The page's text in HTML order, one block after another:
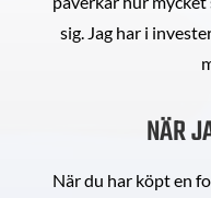
sig. Jag har i
NÄR
När du har köpt en